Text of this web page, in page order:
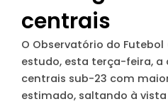
centrais
O Observatório do Futebol
estudo, esta terça-feira,
centrais sub-23 com
estimado, saltando à